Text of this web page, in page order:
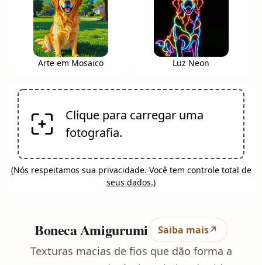
Arte em Mosaico Luz Neon
Clique para carregar uma
fotografia.
(Nós respeitamos sua privacidade. Você tem controle total de
seus dados.)
Boneca Amigurumi Saiba mais↗
Texturas macias de fios que dão forma a